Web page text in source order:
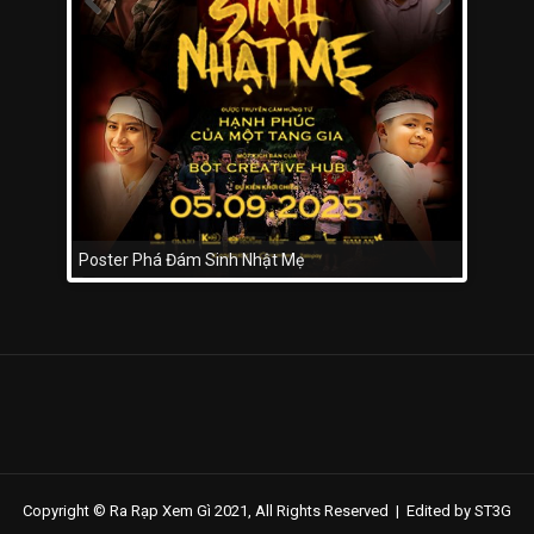
Poster Phá Đám Sinh Nhật Mẹ
Copyright © Ra Rạp Xem Gì 2021, All Rights Reserved | Edited by ST3G